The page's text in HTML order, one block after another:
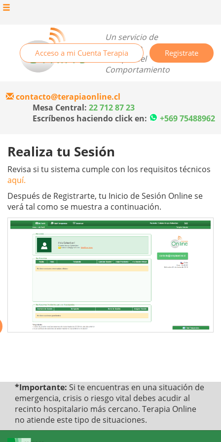
Un servicio de
Centro de
Terapia del
Comportamiento
Acceso a mi Cuenta Terapia Registrate
contacto@terapiaonline.cl
Mesa Central: 22 712 87 23
Escríbenos haciendo click en:
+569 75488962
Realiza tu Sesión
Revisa si tu sistema cumple con los requisitos técnicos
aquí.
Después de Registrarte, tu Inicio de Sesión Online se
verá tal como se muestra a continuación.
*Importante: Si te encuentras en una situación de
emergencia, crisis o riesgo vital debes acudir al
recinto hospitalario más cercano. Terapia Online
no atiende este tipo de situaciones.